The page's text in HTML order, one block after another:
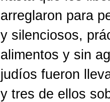
arreglaron para
y silenciosos,
alimentos y sin
judíos fueron
y tres de ellos